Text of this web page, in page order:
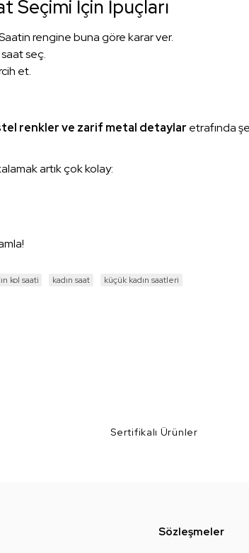
Seçimi İçin İpuçları
rengine buna göre karar ver.
seç.
et.
renkler ve zarif metal detaylar etrafında
artık çok kolay:
kol saati kadın saat küçük kadın saatleri
Sertifikalı Ürünler
Sözleşmeler